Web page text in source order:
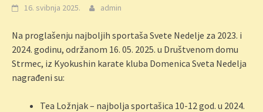
16. svibnja 2025. admin
Na proglašenju najboljih sportaša Svete Nedelje za 2023. i
2024. godinu, održanom 16. 05. 2025. u Društvenom domu
Strmec, iz Kyokushin karate kluba Domenica Sveta Nedelja
nagrađeni su:
Tea Ložnjak – najbolja sportašica 10-12 god. u 2024.